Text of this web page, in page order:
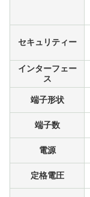
セキュリティー
インターフェー
ス
端子形状
端子数
電源
定格電圧